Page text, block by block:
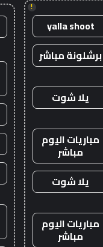
!
yalla shoot
برشلونة مباشر
يلا شوت
مباريات اليوم
مباشر
يلا شوت
مباريات اليوم
مباشر